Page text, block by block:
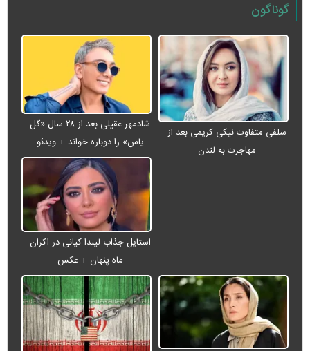
گوناگون
سلفی متفاوت نیکی کریمی بعد از
مهاجرت به لندن
شادمهر عقیلی بعد از ۲۸ سال «گل
یاس» را دوباره خواند + ویدئو
استایل جذاب لیندا کیانی در اکران
ماه پنهان + عکس